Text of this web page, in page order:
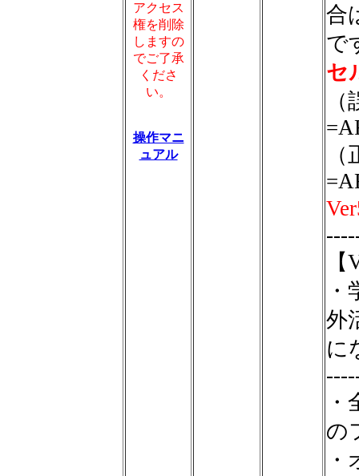
アクセス
権を削除
しますの
でご了承
くださ
い。
操作マニ
ュアル
合
で
セ
外
に
の